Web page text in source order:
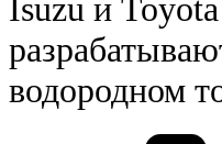
Isuzu и
водородном